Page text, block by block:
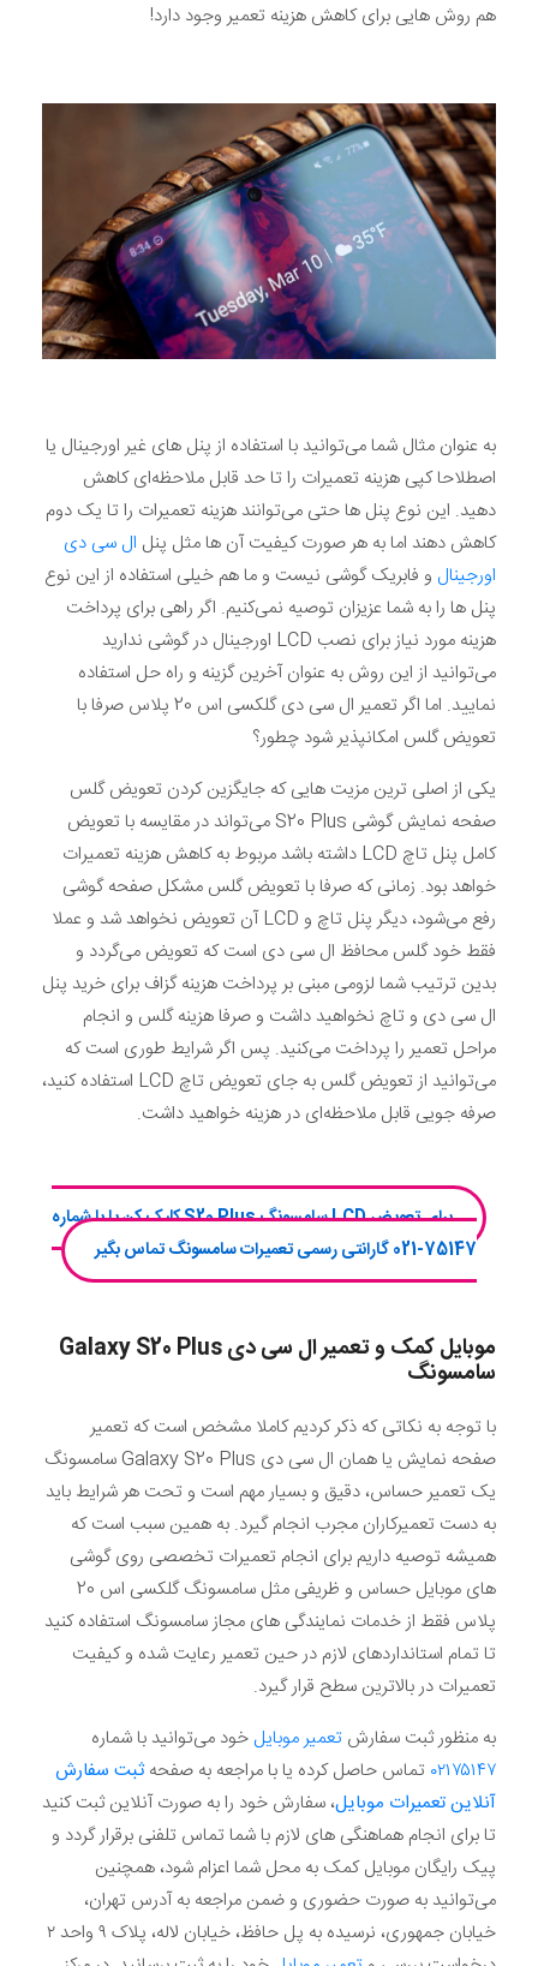
هم روش هایی برای کاهش هزینه تعمیر وجود دارد!
به عنوان مثال شما می‌توانید با استفاده از پنل های غیر اورجینال یا
اصطلاحا کپی هزینه تعمیرات را تا حد قابل ملاحظه‌ای کاهش
دهید. این نوع پنل ها حتی می‌توانند هزینه تعمیرات را تا یک دوم
کاهش دهند اما به هر صورت کیفیت آن ها مثل پنل ال سی دی
اورجینال و فابریک گوشی نیست و ما هم خیلی استفاده از این نوع
پنل ها را به شما عزیزان توصیه نمی‌کنیم. اگر راهی برای پرداخت
هزینه مورد نیاز برای نصب LCD اورجینال در گوشی ندارید
می‌توانید از این روش به عنوان آخرین گزینه و راه حل استفاده
نمایید. اما اگر تعمیر ال سی دی گلکسی اس 20 پلاس صرفا با
تعویض گلس امکانپذیر شود چطور؟
یکی از اصلی ترین مزیت هایی که جایگزین کردن تعویض گلس
صفحه نمایش گوشی S20 Plus می‌تواند در مقایسه با تعویض
کامل پنل تاچ LCD داشته باشد مربوط به کاهش هزینه تعمیرات
خواهد بود. زمانی که صرفا با تعویض گلس مشکل صفحه گوشی
رفع می‌شود، دیگر پنل تاچ و LCD آن تعویض نخواهد شد و عملا
فقط خود گلس محافظ ال سی دی است که تعویض می‌گردد و
بدین ترتیب شما لزومی مبنی بر پرداخت هزینه گزاف برای خرید پنل
ال سی دی و تاچ نخواهید داشت و صرفا هزینه گلس و انجام
مراحل تعمیر را پرداخت می‌کنید. پس اگر شرایط طوری است که
می‌توانید از تعویض گلس به جای تعویض تاچ LCD استفاده کنید،
صرفه جویی قابل ملاحظه‌ای در هزینه خواهید داشت.
برای تعویض LCD سامسونگ S20 Plus کلیک کن یا با شماره
75147-021 گارانتی رسمی تعمیرات سامسونگ تماس بگیر
موبایل کمک و تعمیر ال سی دیGalaxy S20 Plus
سامسونگ
با توجه به نکاتی که ذکر کردیم کاملا مشخص است که تعمیر
صفحه نمایش یا همان ال سی دی Galaxy S20 Plus سامسونگ
یک تعمیر حساس، دقیق و بسیار مهم است و تحت هر شرایط باید
به دست تعمیرکاران مجرب انجام گیرد. به همین سبب است که
همیشه توصیه داریم برای انجام تعمیرات تخصصی روی گوشی
های موبایل حساس و ظریفی مثل سامسونگ گلکسی اس 20
پلاس فقط از خدمات نمایندگی های مجاز سامسونگ استفاده کنید
تا تمام استانداردهای لازم در حین تعمیر رعایت شده و کیفیت
تعمیرات در بالاترین سطح قرار گیرد.
به منظور ثبت سفارش تعمیر موبایل خود می‌توانید با شماره
۰۲۱۷۵۱۴۷ تماس حاصل کرده یا با مراجعه به صفحهثبت سفارش
آنلاین تعمیرات موبایل، سفارش خود را به صورت آنلاین ثبت کنید
تا برای انجام هماهنگی های لازم با شما تماس تلفنی برقرار گردد و
پیک رایگان موبایل کمک به محل شما اعزام شود، همچنین
می‌توانید به صورت حضوری و ضمن مراجعه به آدرس تهران،
خیابان جمهوری، نرسیده به پل حافظ، خیابان لاله، پلاک ۹ واحد ۲